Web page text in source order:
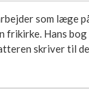
som læge
frikirke. Hans bog
skriver til